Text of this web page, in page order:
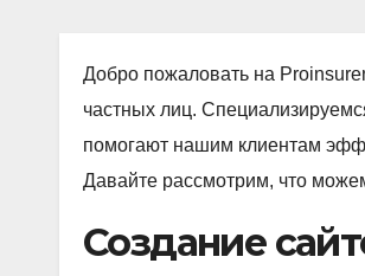
Добро пожаловать на
частных лиц.
помогают нашим клиентам
Давайте рассмотрим, что
Создание